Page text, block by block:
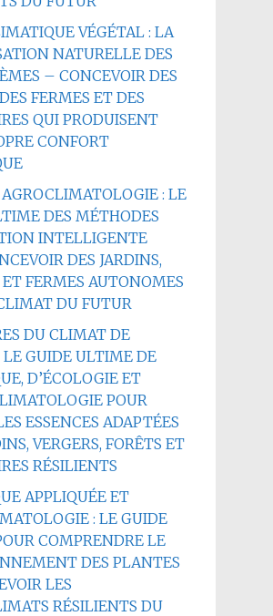
VÉGÉTAL : LA
NATURELLE DES
– CONCEVOIR DES
FERMES ET DES
QUI PRODUISENT
CONFORT
AGROCLIMATOLOGIE : LE
DES MÉTHODES
INTELLIGENTE
DES JARDINS,
ET FERMES AUTONOMES
DU FUTUR
DU CLIMAT DE
GUIDE ULTIME DE
D’ÉCOLOGIE ET
POUR
ESSENCES ADAPTÉES
VERGERS, FORÊTS ET
RÉSILIENTS
APPLIQUÉE ET
: LE GUIDE
COMPRENDRE LE
DES PLANTES
LES
RÉSILIENTS DU